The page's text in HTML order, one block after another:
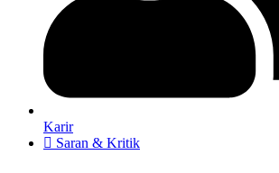
Karir
Saran & Kritik